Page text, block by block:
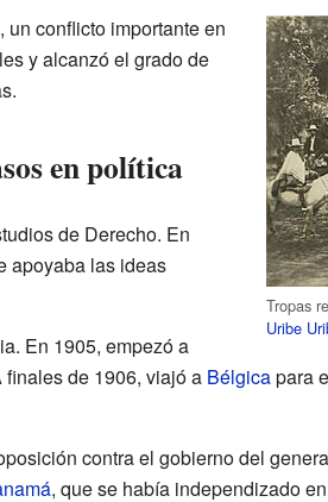
Tropas
Uribe
conflicto importante en
y alcanzó el grado de
en política
de Derecho. En
apoyaba las ideas
En 1905, empezó a
de 1906, viajó a Bélgicapara
contra el gobierno del
, que se había independizado